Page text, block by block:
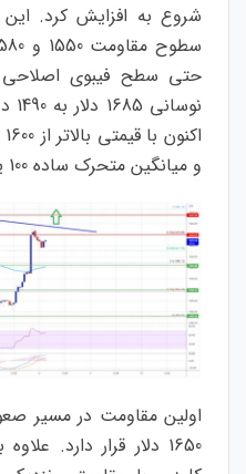
شروع به افزایش کرد. این
و میانگین متحرک ساده 100 یک ساعته معامله می شود.
اولین مقاومت در مسیر
1650 دلار قرار دارد.